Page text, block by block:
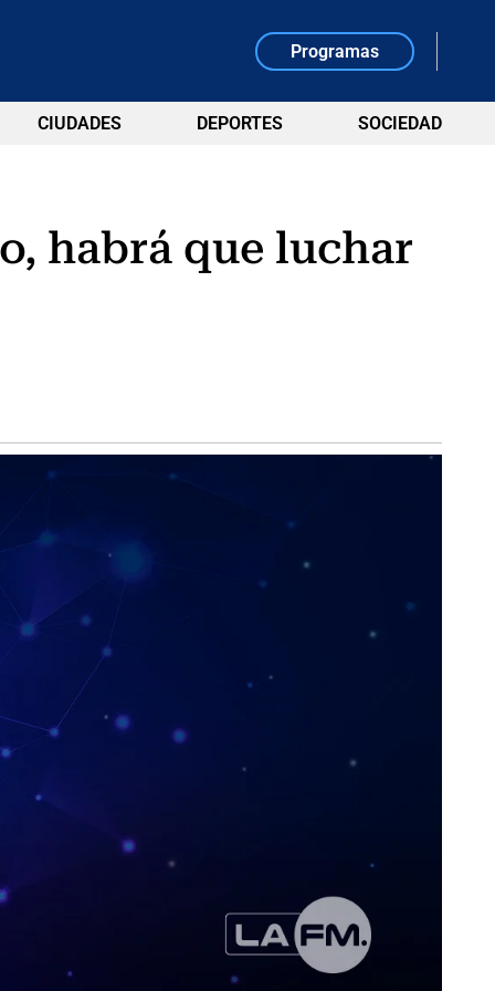
Programas
CIUDADES DEPORTES SOCIEDAD
habrá que luchar